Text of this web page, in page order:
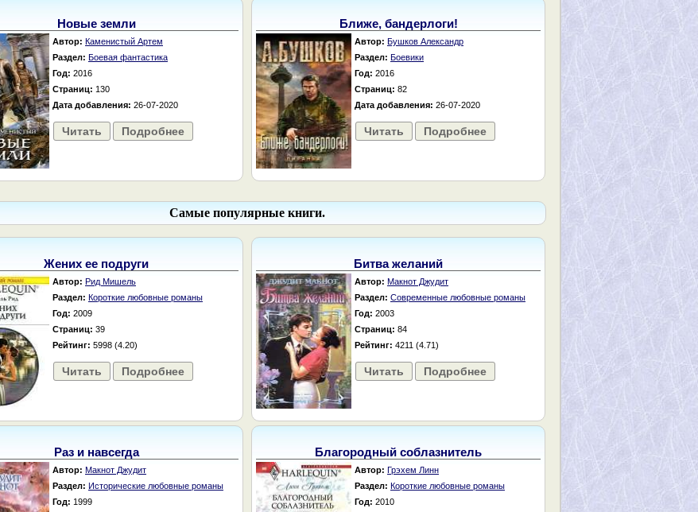
Новые земли
Автор: Каменистый Артем
Раздел: Боевая фантастика
Год: 2016
Страниц: 130
Дата добавления: 26-07-2020
Читать Подробнее
Ближе, бандерлоги!
Автор: Бушков Александр
Раздел: Боевики
Год: 2016
Страниц: 82
Дата добавления: 26-07-2020
Читать Подробнее
Самые популярные книги.
Жених ее подруги
Автор: Рид Мишель
Раздел: Короткие любовные романы
Год: 2009
Страниц: 39
Рейтинг: 5998 (4.20)
Читать Подробнее
Битва желаний
Автор: Макнот Джудит
Раздел: Современные любовные романы
Год: 2003
Страниц: 84
Рейтинг: 4211 (4.71)
Читать Подробнее
Раз и навсегда
Автор: Макнот Джудит
Раздел: Исторические любовные романы
Год: 1999
Благородный соблазнитель
Автор: Грэхем Линн
Раздел: Короткие любовные романы
Год: 2010